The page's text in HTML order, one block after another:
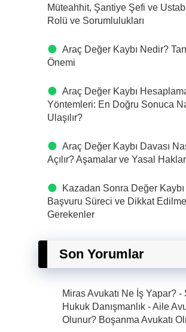
Müteahhit, Şantiye Şefi ve
Rolü ve Sorumlulukları
Araç Değer Kaybı Nedir?
Önemi
Araç Değer Kaybı
Yöntemleri: En Doğru Sonuca
Ulaşılır?
Araç Değer Kaybı Davası
Açılır? Aşamalar ve Yasal Haklar
Kazadan Sonra Değer Kaybı
Başvuru Süreci ve Dikkat
Gerekenler
Son Yorumlar
Miras Avukatı Ne İş Yapar? -
Hukuk Danışmanlık -Aile
Olunur? Boşanma Avukatı